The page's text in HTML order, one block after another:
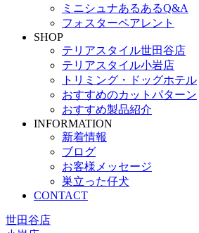
ミニシュナあるあるQ&A
フォスターペアレント
SHOP
テリアスタイル世田谷店
テリアスタイル小岩店
トリミング・ドッグホテル
おすすめのカットパターン
おすすめ製品紹介
INFORMATION
新着情報
ブログ
お客様メッセージ
巣立った仔犬
CONTACT
世田谷店